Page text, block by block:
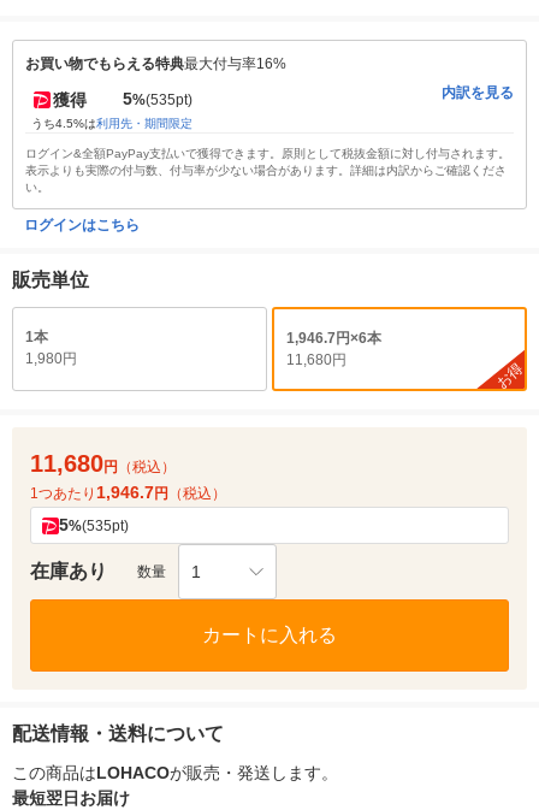
お買い物でもらえる特典最大付与率16%
獲得 5%(535pt)
うち4.5%は利用先・期間限定
内訳を見る
ログイン&全額PayPay支払いで獲得できます。原則として税抜金額に対し付与されます。
表示よりも実際の付与数、付与率が少ない場合があります。詳細は内訳からご確認くださ
い。
ログインはこちら
販売単位
1本
1,980円
1,946.7円×6本
11,680円
お得
11,680円
（税込）
1つあたり 1,946.7円 （税込）
5%(535pt)
在庫あり 数量 1
カートに入れる
配送情報・送料について
この商品はLOHACOが販売・発送します。
最短翌日お届け